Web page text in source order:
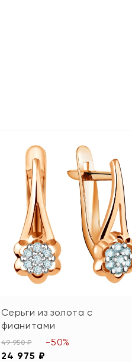
Серьги из золота с
фианитами
49 950 ₽
24 975 ₽
-50%